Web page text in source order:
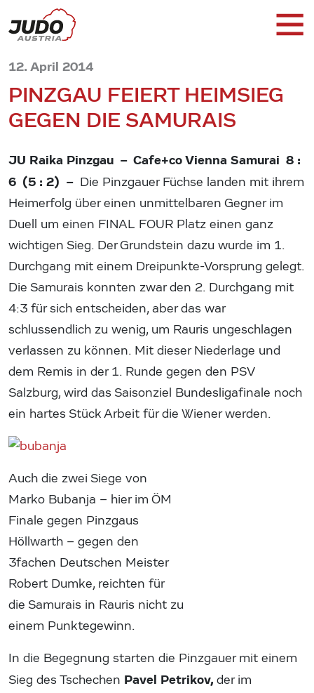
12. April 2014
PINZGAU FEIERT HEIMSIEG
GEGEN DIE SAMURAIS
JU Raika Pinzgau – Cafe+co Vienna Samurai 8 :
6 (5 : 2) – Die Pinzgauer Füchse landen mit ihrem
Heimerfolg über einen unmittelbaren Gegner im
Duell um einen FINAL FOUR Platz einen ganz
wichtigen Sieg. Der Grundstein dazu wurde im 1.
Durchgang mit einem Dreipunkte-Vorsprung gelegt.
Die Samurais konnten zwar den 2. Durchgang mit
4:3 für sich entscheiden, aber das war
schlussendlich zu wenig, um Rauris ungeschlagen
verlassen zu können. Mit dieser Niederlage und
dem Remis in der 1. Runde gegen den PSV
Salzburg, wird das Saisonziel Bundesligafinale noch
ein hartes Stück Arbeit für die Wiener werden.
Auch die zwei Siege von
Marko Bubanja – hier im ÖM
Finale gegen Pinzgaus
Höllwarth – gegen den
3fachen Deutschen Meister
Robert Dumke, reichten für
die Samurais in Rauris nicht zu
einem Punktegewinn.
In die Begegnung starten die Pinzgauer mit einem
Sieg des Tschechen Pavel Petrikov, der im